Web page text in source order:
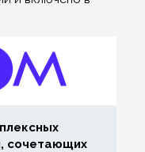
сочетающих